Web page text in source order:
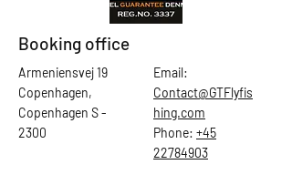
Booking office
Armeniensvej 19
Copenhagen,
Copenhagen S -
2300
Email:
Contact@GTFlyfis
hing.com
Phone: +45
22784903